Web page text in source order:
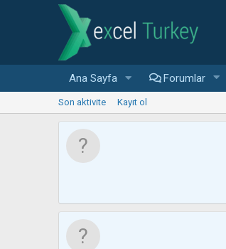
Ana Sayfa Forumlar
Son aktivite Kayıt ol